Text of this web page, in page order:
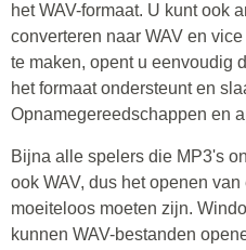
het WAV-formaat. U kunt ook
converteren naar WAV en
te maken, opent u eenvoudig
het formaat ondersteunt en
Opnamegereedschappen en
Bijna alle spelers die MP3's
ook WAV, dus het openen
moeiteloos moeten zijn.
kunnen WAV-bestanden